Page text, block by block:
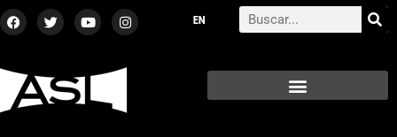
al
F
a
c
o
k
T
w
i
e
r
Y
o
u
b
I
n
s
a
Search